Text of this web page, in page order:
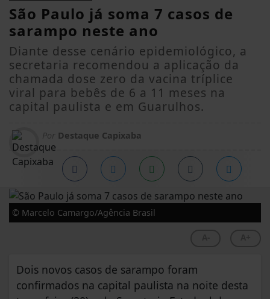
São Paulo já soma 7 casos de
sarampo neste ano
Diante desse cenário epidemiológico, a
secretaria recomendou a aplicação da
chamada dose zero da vacina tríplice
viral para bebês de 6 a 11 meses na
capital paulista e em Guarulhos.
Por Destaque Capixaba
© Marcelo Camargo/Agência Brasil
Dois novos casos de sarampo foram
confirmados na capital paulista na noite desta